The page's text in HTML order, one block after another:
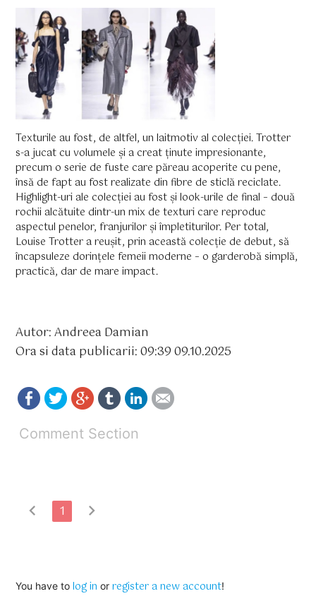
Texturile au fost, de altfel, un laitmotiv al colecției. Trotter
s-a jucat cu volumele și a creat ținute impresionante,
precum o serie de fuste care păreau acoperite cu pene,
însă de fapt au fost realizate din fibre de sticlă reciclate.
Highlight-uri ale colecției au fost și look-urile de final – două
rochii alcătuite dintr-un mix de texturi care reproduc
aspectul penelor, franjurilor și împletiturilor. Per total,
Louise Trotter a reușit, prin această colecție de debut, să
încapsuleze dorințele femeii moderne – o garderobă simplă,
practică, dar de mare impact.
Autor: Andreea Damian
Ora si data publicarii: 09:39 09.10.2025
Comment Section
chevron_left 1 chevron_right
You have tolog in orregister a new account!